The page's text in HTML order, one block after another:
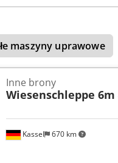
maszyny uprawowe
Kassel 670 km
Inne brony
Wiesenschleppe